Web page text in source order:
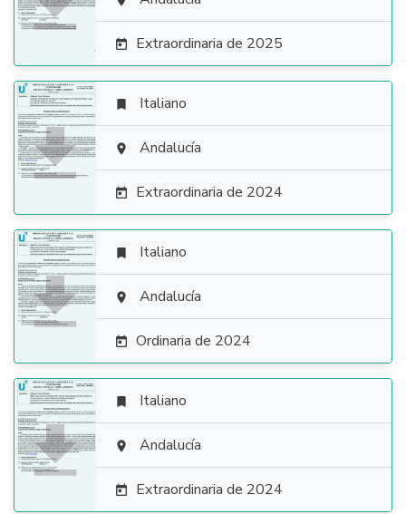
 Extraordinaria de 2025

 Italiano
 Andalucía
 Extraordinaria de 2024

 Italiano
 Andalucía
 Ordinaria de 2024

 Italiano
 Andalucía
 Extraordinaria de 2024